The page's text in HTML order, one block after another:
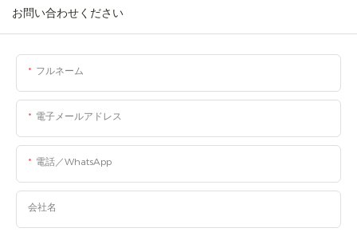
お問い合わせください
フルネーム
電子メールアドレス
電話／WhatsApp
会社名